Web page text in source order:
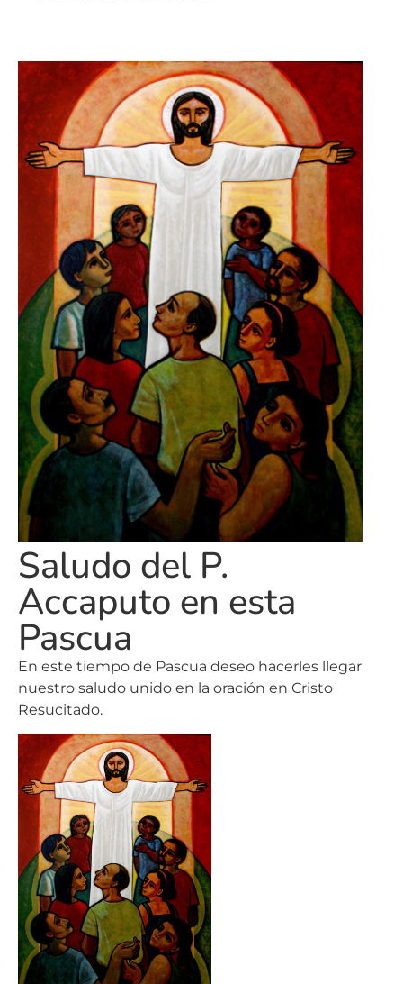
Saludo del P.
Accaputo en esta
Pascua
En este tiempo de Pascua deseo hacerles llegar
nuestro saludo unido en la oración en Cristo
Resucitado.